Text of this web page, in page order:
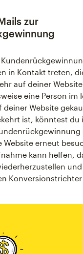
zur
in Kontakt treten,
auf deiner
eine Person im
deiner Website
ist, könntest du
Website erneut
kann helfen,